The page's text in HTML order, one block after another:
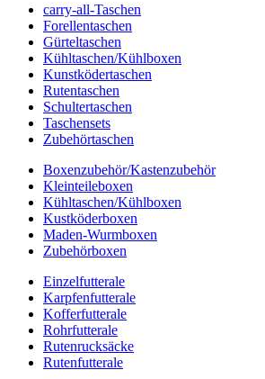
carry-all-Taschen
Forellentaschen
Gürteltaschen
Kühltaschen/Kühlboxen
Kunstködertaschen
Rutentaschen
Schultertaschen
Taschensets
Zubehörtaschen
Boxenzubehör/Kastenzubehör
Kleinteileboxen
Kühltaschen/Kühlboxen
Kustköderboxen
Maden-Wurmboxen
Zubehörboxen
Einzelfutterale
Karpfenfutterale
Kofferfutterale
Rohrfutterale
Rutenrucksäcke
Rutenfutterale